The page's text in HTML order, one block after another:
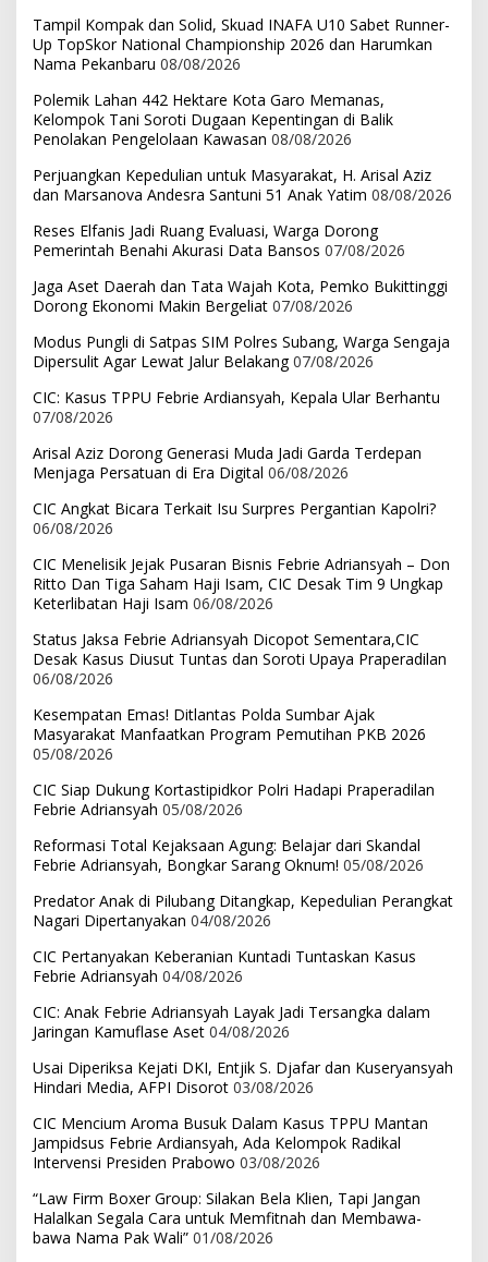
Tampil Kompak dan Solid, Skuad INAFA U10 Sabet Runner-
Up TopSkor National Championship 2026 dan Harumkan
Nama Pekanbaru 08/08/2026
Polemik Lahan 442 Hektare Kota Garo Memanas,
Kelompok Tani Soroti Dugaan Kepentingan di Balik
Penolakan Pengelolaan Kawasan 08/08/2026
Perjuangkan Kepedulian untuk Masyarakat, H. Arisal Aziz
dan Marsanova Andesra Santuni 51 Anak Yatim 08/08/2026
Reses Elfanis Jadi Ruang Evaluasi, Warga Dorong
Pemerintah Benahi Akurasi Data Bansos 07/08/2026
Jaga Aset Daerah dan Tata Wajah Kota, Pemko Bukittinggi
Dorong Ekonomi Makin Bergeliat 07/08/2026
Modus Pungli di Satpas SIM Polres Subang, Warga Sengaja
Dipersulit Agar Lewat Jalur Belakang 07/08/2026
CIC: Kasus TPPU Febrie Ardiansyah, Kepala Ular Berhantu
07/08/2026
Arisal Aziz Dorong Generasi Muda Jadi Garda Terdepan
Menjaga Persatuan di Era Digital 06/08/2026
CIC Angkat Bicara Terkait Isu Surpres Pergantian Kapolri?
06/08/2026
CIC Menelisik Jejak Pusaran Bisnis Febrie Adriansyah – Don
Ritto Dan Tiga Saham Haji Isam, CIC Desak Tim 9 Ungkap
Keterlibatan Haji Isam 06/08/2026
Status Jaksa Febrie Adriansyah Dicopot Sementara,CIC
Desak Kasus Diusut Tuntas dan Soroti Upaya Praperadilan
06/08/2026
Kesempatan Emas! Ditlantas Polda Sumbar Ajak
Masyarakat Manfaatkan Program Pemutihan PKB 2026
05/08/2026
CIC Siap Dukung Kortastipidkor Polri Hadapi Praperadilan
Febrie Adriansyah 05/08/2026
Reformasi Total Kejaksaan Agung: Belajar dari Skandal
Febrie Adriansyah, Bongkar Sarang Oknum! 05/08/2026
Predator Anak di Pilubang Ditangkap, Kepedulian Perangkat
Nagari Dipertanyakan 04/08/2026
CIC Pertanyakan Keberanian Kuntadi Tuntaskan Kasus
Febrie Adriansyah 04/08/2026
CIC: Anak Febrie Adriansyah Layak Jadi Tersangka dalam
Jaringan Kamuflase Aset 04/08/2026
Usai Diperiksa Kejati DKI, Entjik S. Djafar dan Kuseryansyah
Hindari Media, AFPI Disorot 03/08/2026
CIC Mencium Aroma Busuk Dalam Kasus TPPU Mantan
Jampidsus Febrie Ardiansyah, Ada Kelompok Radikal
Intervensi Presiden Prabowo 03/08/2026
“Law Firm Boxer Group: Silakan Bela Klien, Tapi Jangan
Halalkan Segala Cara untuk Memfitnah dan Membawa-
bawa Nama Pak Wali” 01/08/2026